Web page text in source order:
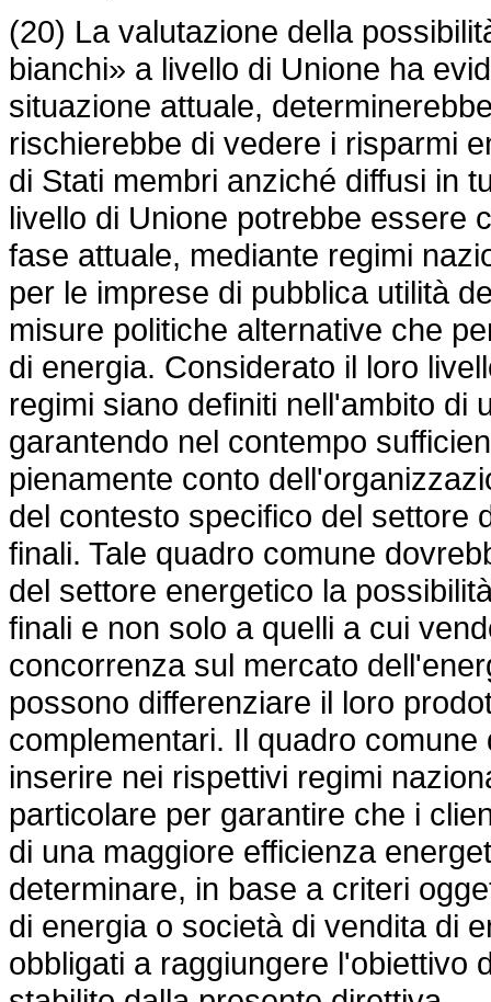
(20) La valutazione della
bianchi» a livello di Unione ha
situazione attuale,
rischierebbe di vedere i risparmi
di Stati membri anziché diffusi in
livello di Unione potrebbe essere
fase attuale, mediante regimi
per le imprese di pubblica utilità
misure politiche alternative che
di energia. Considerato il loro
regimi siano definiti nell'ambito di
garantendo nel contempo
pienamente conto
del contesto specifico del settore
finali. Tale quadro comune
del settore energetico la
finali e non solo a quelli a cui
concorrenza sul mercato
possono differenziare il loro
complementari. Il quadro
inserire nei rispettivi regimi
particolare per garantire che i
di una maggiore efficienza
determinare, in base a criteri
di energia o società di vendita di
obbligati a raggiungere l'obiettivo